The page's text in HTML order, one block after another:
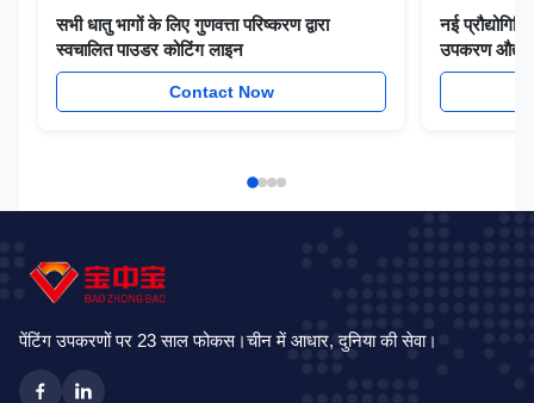
सभी धातु भागों के लिए गुणवत्ता परिष्करण द्वारा
स्वचालित पाउडर कोटिंग लाइन
Contact Now
नई
उपकरण
पेंटिंग उपकरणों पर 23 साल फोकस।चीन में आधार, दुनिया की सेवा।